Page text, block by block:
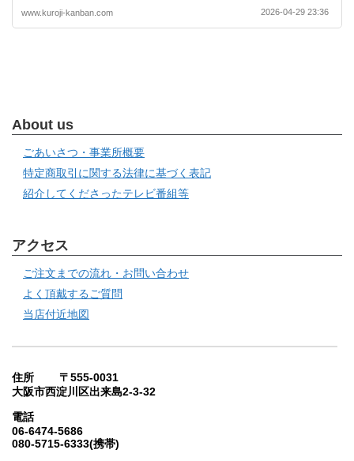
www.kuroji-kanban.com 2026-04-29 23:36
About us
ごあいさつ・事業所概要
特定商取引に関する法律に基づく表記
紹介してくださったテレビ番組等
アクセス
ご注文までの流れ・お問い合わせ
よく頂戴するご質問
当店付近地図
住所 〒555-0031
大阪市西淀川区出来島2-3-32
電話
06-6474-5686
080-5715-6333(携帯)